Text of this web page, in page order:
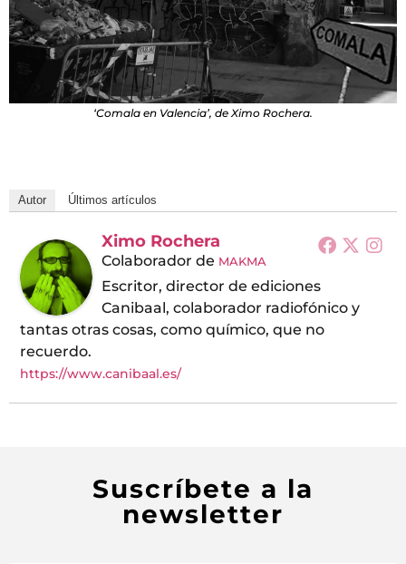
‘Comala en Valencia’, de Ximo Rochera.
Autor Últimos artículos
Ximo Rochera
Colaborador de MAKMA
Escritor, director de ediciones
Canibaal, colaborador radiofónico y
tantas otras cosas, como químico, que no
recuerdo.
https://www.canibaal.es/
Suscríbete a la
newsletter